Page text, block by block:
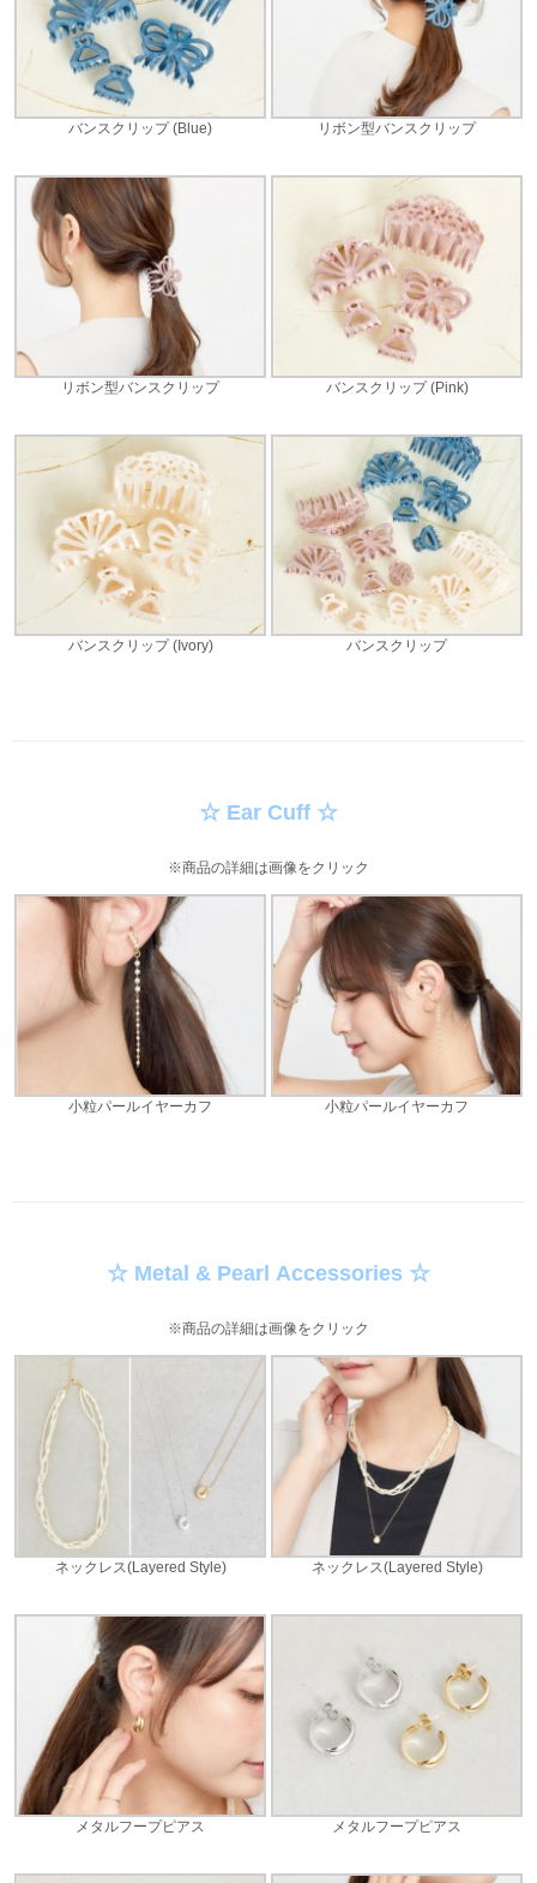
バンスクリップ (Blue) リボン型バンスクリップ
リボン型バンスクリップ バンスクリップ (Pink)
バンスクリップ (Ivory) バンスクリップ
☆ Ear Cuff ☆
※商品の詳細は画像をクリック
小粒パールイヤーカフ 小粒パールイヤーカフ
☆ Metal & Pearl Accessories ☆
※商品の詳細は画像をクリック
ネックレス(Layered Style) ネックレス(Layered Style)
メタルフープピアス メタルフープピアス